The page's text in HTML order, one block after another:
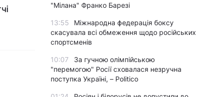
"Мілана" Франко Барезі
13:55
Міжнародна федерація боксу
скасувала всі обмеження щодо російських
спортсменів
10:07
За гучною олімпійською
"перемогою" Росії сховалася незручна
поступка Україні, – Politico